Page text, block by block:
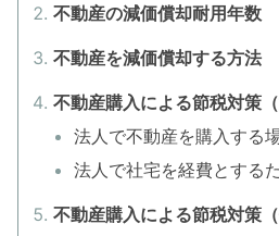
不動産の減価償却耐用年数
不動産を減価償却する方法
不動産購入による節税対策（
法人で不動産を購入する
法人で社宅を経費とする
不動産購入による節税対策（